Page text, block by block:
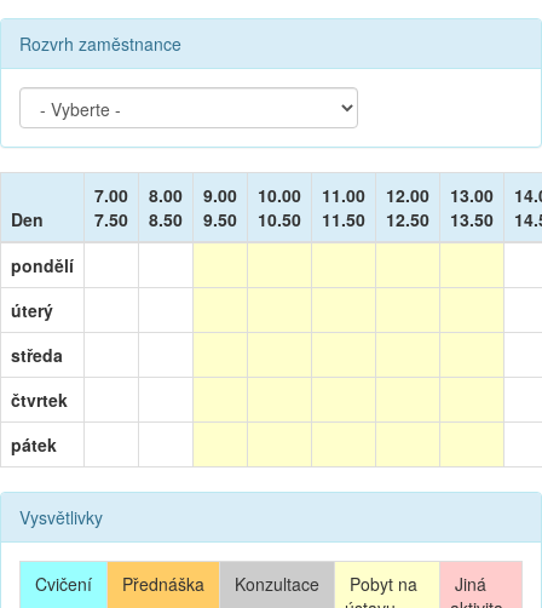
Rozvrh zaměstnance
Den
7.00
7.50
8.00
8.50
9.00
9.50
10.00
10.50
11.00
11.50
12.00
12.50
13.00
13.50
pondělí
úterý
středa
čtvrtek
pátek
Vysvětlivky
Cvičení Přednáška Konzultace
Pobyt na
Jiná